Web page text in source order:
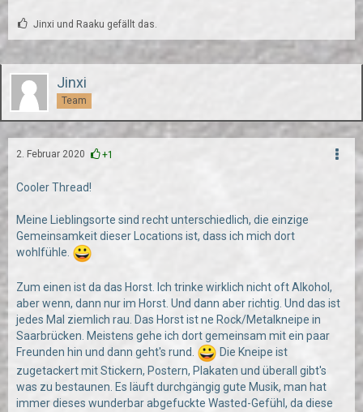
Jinxi und Raaku gefällt das.
Jinxi
Team
2. Februar 2020 +1
Cooler Thread!
Meine Lieblingsorte sind recht unterschiedlich, die einzige
Gemeinsamkeit dieser Locations ist, dass ich mich dort
wohlfühle.
Zum einen ist da das Horst. Ich trinke wirklich nicht oft Alkohol,
aber wenn, dann nur im Horst. Und dann aber richtig. Und das ist
jedes Mal ziemlich rau. Das Horst ist ne Rock/Metalkneipe in
Saarbrücken. Meistens gehe ich dort gemeinsam mit ein paar
Freunden hin und dann geht's rund.
Die Kneipe ist
zugetackert mit Stickern, Postern, Plakaten und überall gibt's
was zu bestaunen. Es läuft durchgängig gute Musik, man hat
immer dieses wunderbar abgefuckte Wasted-Gefühl, da diese